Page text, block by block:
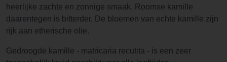
heerlijke zachte en zonnige smaak. Roomse kamille
daarentegen is bitterder. De bloemen van echte kamille zijn
rijk aan etherische olie.
Gedroogde kamille - matricaria recutita - is een zeer